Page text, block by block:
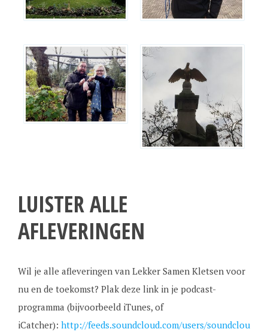
LUISTER ALLE
AFLEVERINGEN
Wil je alle afleveringen van Lekker Samen Kletsen voor
nu en de toekomst? Plak deze link in je podcast-
programma (bijvoorbeeld iTunes, of
iCatcher): http://feeds.soundcloud.com/users/soundclou